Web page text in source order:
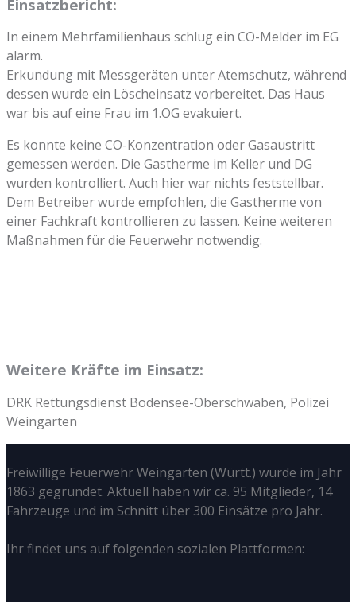
Einsatzbericht:
In einem Mehrfamilienhaus schlug ein CO-Melder im EG
alarm.
Erkundung mit Messgeräten unter Atemschutz, während
dessen wurde ein Löscheinsatz vorbereitet. Das Haus
war bis auf eine Frau im 1.OG evakuiert.
Es konnte keine CO-Konzentration oder Gasaustritt
gemessen werden. Die Gastherme im Keller und DG
wurden kontrolliert. Auch hier war nichts feststellbar.
Dem Betreiber wurde empfohlen, die Gastherme von
einer Fachkraft kontrollieren zu lassen. Keine weiteren
Maßnahmen für die Feuerwehr notwendig.
Weitere Kräfte im Einsatz:
DRK Rettungsdienst Bodensee-Oberschwaben, Polizei
Weingarten
Freiwillige Feuerwehr Weingarten (Württ.) wurde im Jahr
1863 gegründet. Aktuell haben wir ca. 95 Mitglieder, 14
Fahrzeuge und im Schnitt über 300 Einsätze pro Jahr.
Ihr findet uns auf folgenden sozialen Plattformen: